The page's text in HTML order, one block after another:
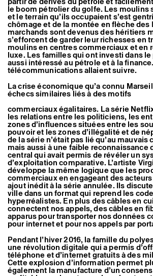
le boom pétrolier du golfe. Les moulins
et le terrain qu’ils occupaient s’est
chômage et de la montée en flèche des
marchands sont devenus des héritiers
s’efforcent de garder leur richesses en
moulins en centres commerciaux et en
luxe. Les familles qui ont investi dans
aussi intéressé au pétrole et à la
télécommunications allaient suivre.
La crise économique qu’a connu
échecs similaires liés à des motifs
commerciaux égalitaires. La série
les relations entre les politiciens, les
zones d’influences situées entre les
pouvoir et les zones d’illégalité et de
de la série n’était pas lié qu’au mauvais
mais aussi à une faible reconnaissance
central qui avait permis de révéler un
d’exploitation comparative. L’artiste
développe la même logique que les
commerciaux en engageant des
ajout inédit à la série annulée. Ils
ville dans un format qui reprend les
hyperréalistes. En plus des câbles en
connectent nos appels, des câbles en
apparus pour transporter nos données
pour internet et pour nos appels par
Pendant l’hiver 2016, la famille du
une révolution digitale qui a permis
téléphone et d’internet gratuits à des
Cette explosion d’information permet
également la manufacture d’un